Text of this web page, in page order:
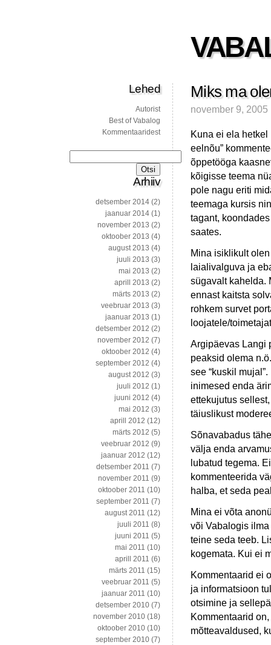
Miks ma
november 9, 2005
Kuna ei ela
eelnõu”
õppetööga
kõigisse teema
pole nagu eriti
teemaga kursis
tagant,
saates.
Mina isiklikult
laialivalguva ja
sügavalt kahelda.
ennast kaitsta
rohkem survet
loojatele/
Argipäevas Langi
peaksid olema
see “kuskil
inimesed enda
ettekujutus
täiuslikust
Sõnavabadus
välja enda
lubatud tegema.
kommenteerida
halba, et seda
Mina ei võta
või Vabalogis
teine seda teeb.
kogemata. Kui ei
Kommentaarid ei
ja informatsioon
otsimine ja
Kommentaarid
mõtteavaldused,
Lehed
Autorist
Best of Vabalog
Kommentaaridest
Arhiiv
detsember 2014 (2)
jaanuar 2014 (1)
november 2013 (2)
oktoober 2013 (4)
august 2013 (4)
juuli 2013 (3)
mai 2013 (2)
aprill 2013 (2)
märts 2013 (2)
veebruar 2013 (3)
jaanuar 2013 (1)
detsember 2012 (2)
november 2012 (7)
oktoober 2012 (4)
september 2012 (4)
august 2012 (3)
juuli 2012 (1)
juuni 2012 (4)
mai 2012 (3)
aprill 2012 (12)
märts 2012 (5)
veebruar 2012 (9)
jaanuar 2012 (12)
detsember 2011 (7)
november 2011 (9)
oktoober 2011 (10)
september 2011 (7)
august 2011 (12)
juuli 2011 (8)
juuni 2011 (5)
mai 2011 (10)
aprill 2011 (6)
märts 2011 (15)
veebruar 2011 (5)
jaanuar 2011 (10)
detsember 2010 (7)
november 2010 (18)
oktoober 2010 (10)
september 2010 (7)